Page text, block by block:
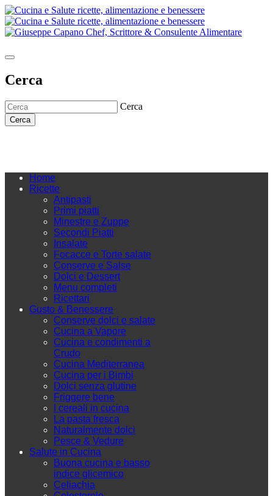
Cerca
Cerca
Cerca
Home
Ricette
Antipasti
Primi piatti
Minestre e Zuppe
Secondi Piatti
Insalate
Focacce e Torte salate
Conserve e Salse
Dolci e Dessert
Menu completi
Ricettari
Gusto & Benessere
Conserve dolci e salate
Cucina a Vapore
Cucina e condimenti a
Crudo
Cucina Mediterranea
Cucina per i Bimbi
Dolci senza glutine
Friggere bene
I cereali in cucina
La pasta fresca
Naturalmente dolci
Pesce & Vedure
Salute in Cucina
Buona cucina e basso
indice glicemico
Celiachia